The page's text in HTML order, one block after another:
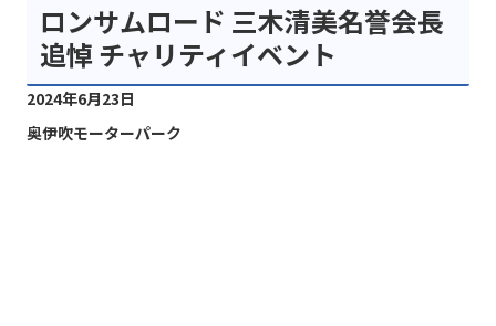
ロンサムロード 三木清美名誉会長
追悼 チャリティイベント
2024年6月23日
奥伊吹モーターパーク